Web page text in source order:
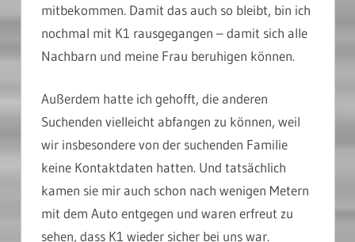
mitbekommen. Damit das auch so bleibt, bin ich
nochmal mit K1 rausgegangen – damit sich alle
Nachbarn und meine Frau beruhigen können.
Außerdem hatte ich gehofft, die anderen
Suchenden vielleicht abfangen zu können, weil
wir insbesondere von der suchenden Familie
keine Kontaktdaten hatten. Und tatsächlich
kamen sie mir auch schon nach wenigen Metern
mit dem Auto entgegen und waren erfreut zu
sehen, dass K1 wieder sicher bei uns war.